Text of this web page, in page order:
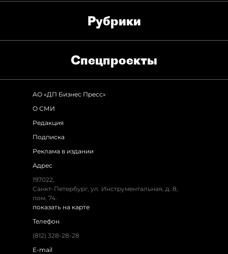
Рубрики
Спец­проекты
АО «ДП Бизнес Пресс»
О СМИ
Редакция
Подписка
Реклама в издании
Адрес
197022,
Санкт-Петербург, ул. Инструментальная, д. 8,
пом. 74.
показать на карте
Телефон
(812) 328-28-28
E-mail